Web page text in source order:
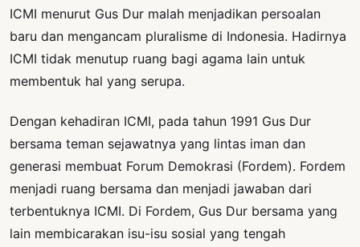
ICMI menurut Gus Dur malah menjadikan persoalan
baru dan mengancam pluralisme di Indonesia. Hadirnya
ICMI tidak menutup ruang bagi agama lain untuk
membentuk hal yang serupa.
Dengan kehadiran ICMI, pada tahun 1991 Gus Dur
bersama teman sejawatnya yang lintas iman dan
generasi membuat Forum Demokrasi (Fordem). Fordem
menjadi ruang bersama dan menjadi jawaban dari
terbentuknya ICMI. Di Fordem, Gus Dur bersama yang
lain membicarakan isu-isu sosial yang tengah